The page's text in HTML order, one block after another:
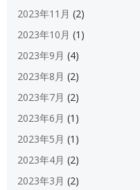
2023年11月 (2)
2023年10月 (1)
2023年9月 (4)
2023年8月 (2)
2023年7月 (2)
2023年6月 (1)
2023年5月 (1)
2023年4月 (2)
2023年3月 (2)